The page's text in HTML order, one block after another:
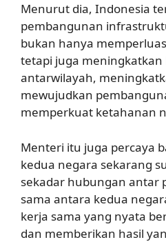
Menurut dia, Indonesia
pembangunan
bukan hanya
tetapi juga meningkatkan
antarwilayah,
mewujudkan
memperkuat ketahanan
Menteri itu juga percaya
kedua negara sekarang
sekadar hubungan antar
sama antara kedua
kerja sama yang nyata
dan memberikan hasil